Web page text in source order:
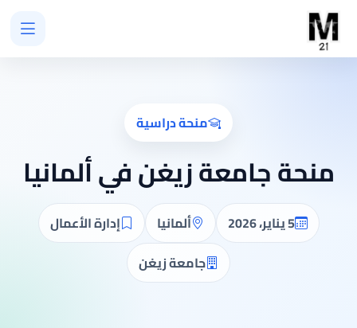
منحة دراسية
منحة جامعة زيغن في ألمانيا
5 يناير، 2026 ألمانيا
إدارة الأعمال
جامعة زيغن